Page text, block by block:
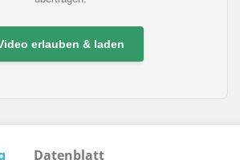
erlauben & laden
Datenblatt